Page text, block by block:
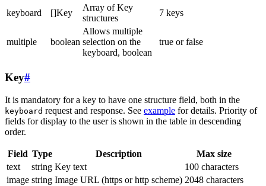
keyboard []Key
Array of Key
structures
7 keys
multiple boolean
Allows multiple
selection on the
keyboard, boolean
true or false
Key#
It is mandatory for a key to have one structure field, both in the
keyboard request and response. See example for details. Priority of
fields for display to the user is shown in the table in descending
order.
Field Type Description
Max size
text
string Key text
100 characters
image string Image URL (https or http scheme) 2048 characters